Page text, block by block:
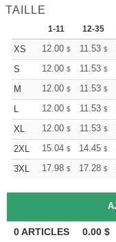
TAILLE
1-11 12-35
XS 12.00 $ 11.53 $
S
12.00 $ 11.53 $
M
12.00 $ 11.53 $
L
12.00 $ 11.53 $
XL
12.00 $ 11.53 $
2XL
15.04 $ 14.45 $
3XL
17.98 $ 17.28 $
0ARTICLES 0.00 $